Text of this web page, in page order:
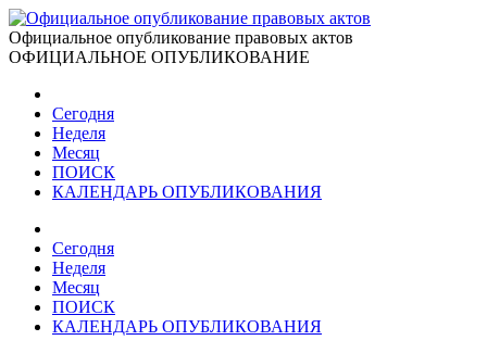
Официальное опубликование правовых актов
ОФИЦИАЛЬНОЕ ОПУБЛИКОВАНИЕ
Сегодня
Неделя
Месяц
ПОИСК
КАЛЕНДАРЬ ОПУБЛИКОВАНИЯ
Сегодня
Неделя
Месяц
ПОИСК
КАЛЕНДАРЬ ОПУБЛИКОВАНИЯ